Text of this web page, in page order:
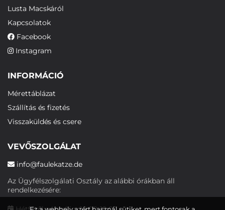
Lusta Macskáról
Kapcsolatok
Facebook
Instagram
INFORMÁCIÓ
Mérettáblázat
Szállítás és fizetés
Visszaküldés és csere
VEVŐSZOLGÁLAT
info@faulekatze.de
Az Ügyfélszolgálati Osztály az alábbi órákban áll
rendelkezésére: